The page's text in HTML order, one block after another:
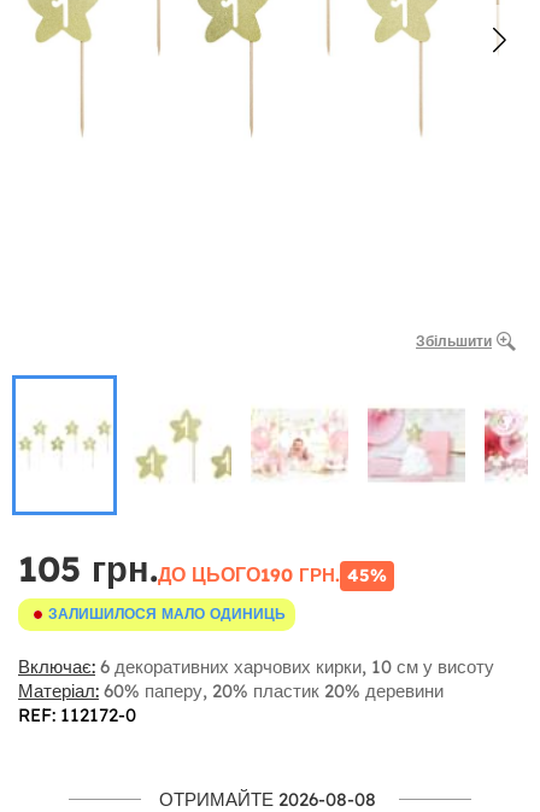
Збільшити
105 грн.ДО ЦЬОГО190 ГРН. 45%
ЗАЛИШИЛОСЯ МАЛО ОДИНИЦЬ
Включає: 6 декоративних харчових кирки, 10 см у висоту
Матеріал: 60% паперу, 20% пластик 20% деревини
REF: 112172-0
ОТРИМАЙТЕ 2026-08-08